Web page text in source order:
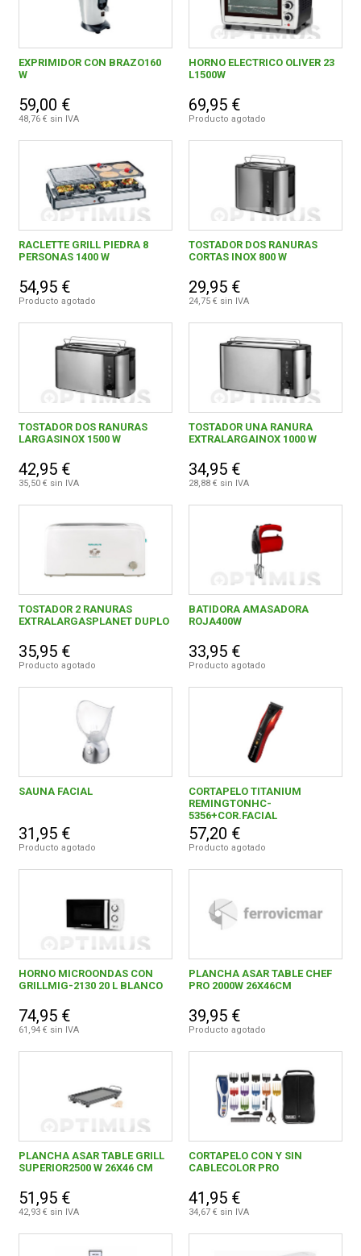
EXPRIMIDOR CON BRAZO160
W
59,00 €
48,76 € sin IVA
HORNO ELECTRICO OLIVER 23
L1500W
69,95 €
Producto agotado
RACLETTE GRILL PIEDRA 8
PERSONAS 1400 W
54,95 €
Producto agotado
TOSTADOR DOS RANURAS
CORTAS INOX 800 W
29,95 €
24,75 € sin IVA
TOSTADOR DOS RANURAS
LARGASINOX 1500 W
42,95 €
35,50 € sin IVA
TOSTADOR UNA RANURA
EXTRALARGAINOX 1000 W
34,95 €
28,88 € sin IVA
TOSTADOR 2 RANURAS
EXTRALARGASPLANET DUPLO
35,95 €
Producto agotado
BATIDORA AMASADORA
ROJA400W
33,95 €
Producto agotado
SAUNA FACIAL
31,95 €
Producto agotado
CORTAPELO TITANIUM
REMINGTONHC-
5356+COR.FACIAL
57,20 €
Producto agotado
HORNO MICROONDAS CON
GRILLMIG-2130 20 L BLANCO
74,95 €
61,94 € sin IVA
PLANCHA ASAR TABLE CHEF
PRO 2000W 26X46CM
39,95 €
Producto agotado
PLANCHA ASAR TABLE GRILL
SUPERIOR2500 W 26X46 CM
51,95 €
42,93 € sin IVA
CORTAPELO CON Y SIN
CABLECOLOR PRO
41,95 €
34,67 € sin IVA